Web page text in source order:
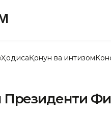
ҲодисаҚонун ва интизом
Президенти